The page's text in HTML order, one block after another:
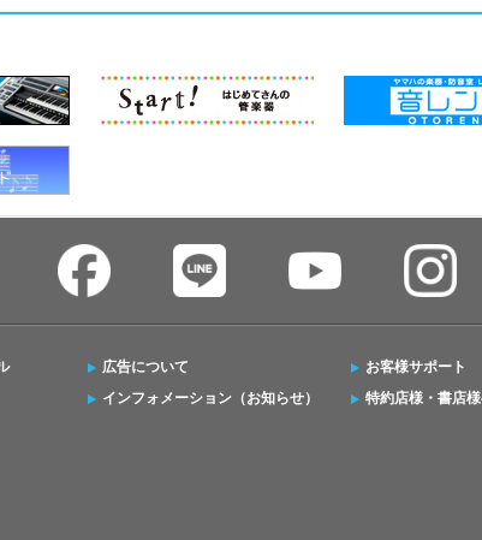
広告について
インフォメーション（お知らせ）
お客様サポート
特約店様・書店